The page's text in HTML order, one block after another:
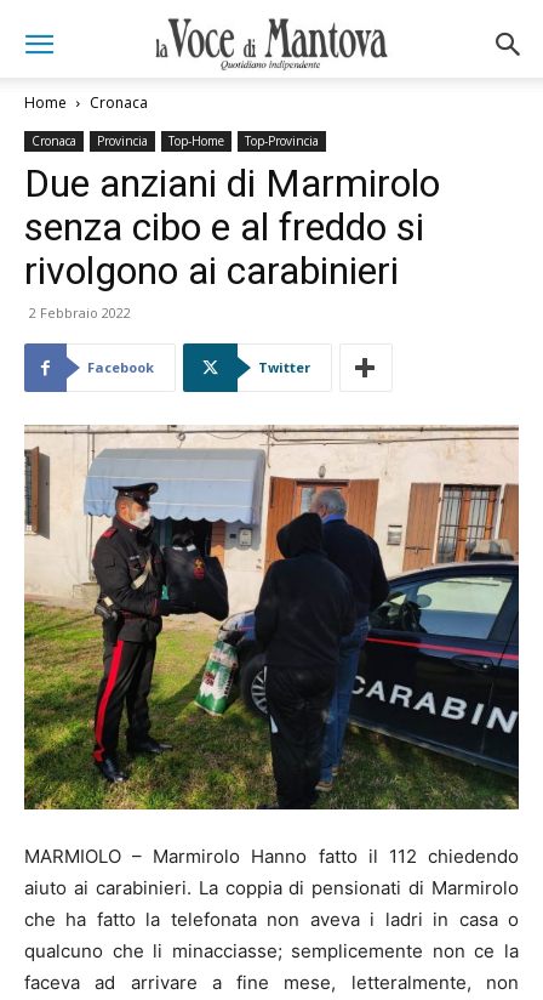
Home Cronaca
Cronaca Provincia Top-Home Top-Provincia
Due anziani di Marmirolo
senza cibo e al freddo si
rivolgono ai carabinieri
2 Febbraio 2022
Facebook Twitter
MARMIOLO – Marmirolo Hanno fatto il 112 chiedendo
aiuto ai carabinieri. La coppia di pensionati di Marmirolo
che ha fatto la telefonata non aveva i ladri in casa o
qualcuno che li minacciasse; semplicemente non ce la
faceva ad arrivare a fine mese, letteralmente, non